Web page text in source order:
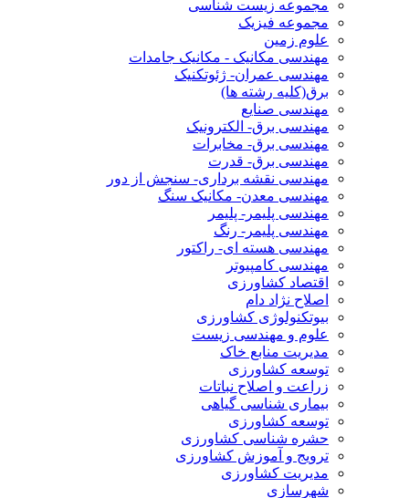
مجموعه زیست شناسی
مجموعه فیزیک
علوم زمین
مهندسی مکانیک - مکانیک جامدات
مهندسی عمران- ژئوتکنیک
برق(کلیه رشته ها)
مهندسی صنایع
مهندسی برق- الکترونیک
مهندسی برق- مخابرات
مهندسی برق- قدرت
مهندسی نقشه برداری- سنجش از دور
مهندسی معدن- مکانیک سنگ
مهندسی پلیمر- پلیمر
مهندسی پلیمر- رنگ
مهندسی هسته ای- راکتور
مهندسی کامپیوتر
اقتصاد کشاورزی
اصلاح نژاد دام
بیوتکنولوژی کشاورزی
علوم و مهندسی زیست
مدیریت منابع خاک
توسعه کشاورزی
زراعت و اصلاح نباتات
بیماری شناسی گیاهی
توسعه کشاورزی
حشره شناسی کشاورزی
ترویج و آموزش کشاورزی
مدیریت کشاورزی
شهرسازی